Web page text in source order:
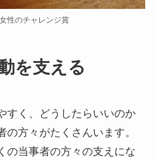
性のチャレンジ賞
を支える
すく、どうしたらいいのか
の方々がたくさんいます。
の当事者の方々の支えにな